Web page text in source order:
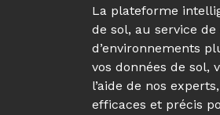
La plateforme
de sol, au service
d’environnements
vos données de sol,
l’aide de nos
efficaces et précis